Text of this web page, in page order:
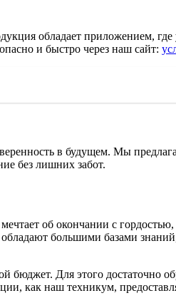
обладает приложением, где
и быстро через наш сайт:
в будущем. Мы
без лишних забот.
об окончании с
большими базами
бюджет. Для этого достаточно
как наш техникум,